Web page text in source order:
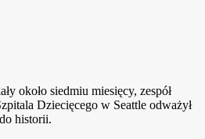
około siedmiu miesięcy, zespół
Dziecięcego w Seattle odważył
historii.